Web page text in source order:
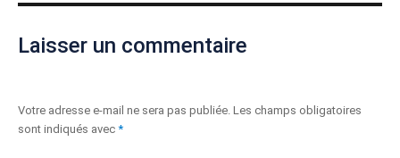
Laisser un commentaire
Votre adresse e-mail ne sera pas publiée. Les champs obligatoires
sont indiqués avec *